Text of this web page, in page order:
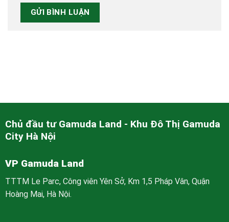
Chủ đầu tư Gamuda Land - Khu Đô Thị Gamuda
City Hà Nội
VP Gamuda Land
TTTM Le Parc, Công viên Yên Sở, Km 1,5 Pháp Vân, Quận
Hoàng Mai, Hà Nội.